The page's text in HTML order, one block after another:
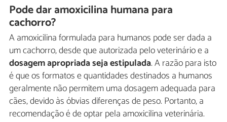
Pode dar amoxicilina humana para
cachorro?
A amoxicilina formulada para humanos pode ser dada a
um cachorro, desde que autorizada pelo veterinário e a
dosagem apropriada seja estipulada. A razão para isto
é que os formatos e quantidades destinados a humanos
geralmente não permitem uma dosagem adequada para
cães, devido às óbvias diferenças de peso. Portanto, a
recomendação é de optar pela amoxicilina veterinária.